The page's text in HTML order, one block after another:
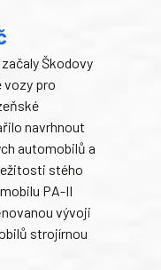
Škodovy
vozy pro
navrhnout
automobilů a
stého
PA-II
vývoji
strojírnou